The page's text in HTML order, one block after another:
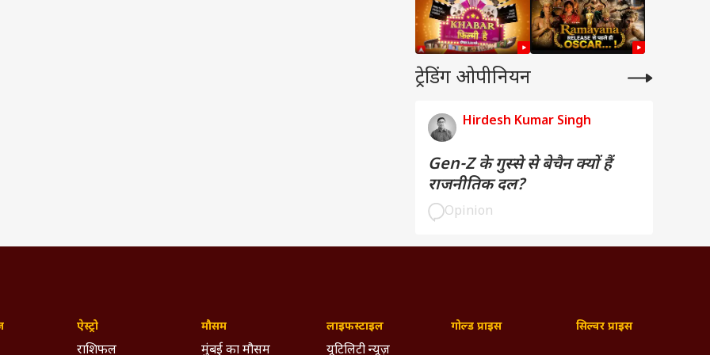
ट्रेडिंग ओपीनियन
Hirdesh Kumar Singh
Gen-Z के गुस्से से बेचैन क्यों हैं
राजनीतिक दल?
Opinion
ऐस्ट्रो
राशिफल
मौसम
मुंबई का मौसम
लाइफस्टाइल
यूटिलिटी न्यूज़
गोल्ड प्राइस सिल्वर प्राइस